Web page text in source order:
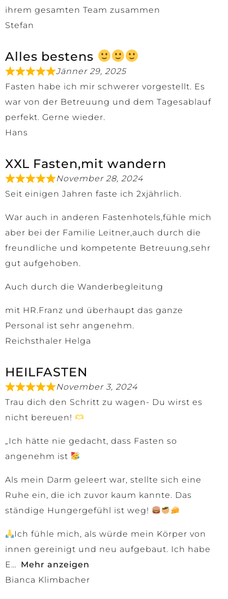
ihrem gesamten Team zusammen
Stefan
Alles bestens
Jänner 29, 2025
Fasten habe ich mir schwerer vorgestellt. Es
war von der Betreuung und dem Tagesablauf
perfekt. Gerne wieder.
Hans
XXL Fasten,mit wandern
November 28, 2024
Seit einigen Jahren faste ich 2xjährlich.
War auch in anderen Fastenhotels,fühle mich
aber bei der Familie Leitner,auch durch die
freundliche und kompetente Betreuung,sehr
gut aufgehoben.
Auch durch die Wanderbegleitung
mit HR.Franz und überhaupt das ganze
Personal ist sehr angenehm.
Reichsthaler Helga
HEILFASTEN
November 3, 2024
Trau dich den Schritt zu wagen- Du wirst es
nicht bereuen!
„Ich hätte nie gedacht, dass Fasten so
angenehm ist
Als mein Darm geleert war, stellte sich eine
Ruhe ein, die ich zuvor kaum kannte. Das
ständige Hungergefühl ist weg!
Ich fühle mich, als würde mein Körper von
innen gereinigt und neu aufgebaut. Ich habe
E
Mehr anzeigen
Bianca Klimbacher